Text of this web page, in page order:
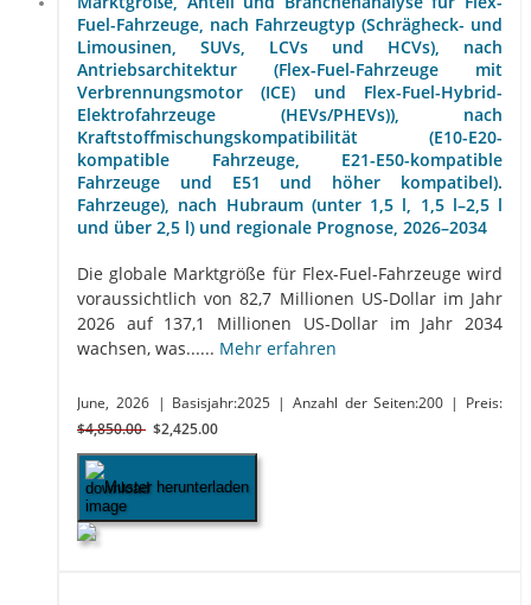
Fuel-Fahrzeuge, nach Fahrzeugtyp (Schrägheck- und
Limousinen, SUVs, LCVs und HCVs), nach
Antriebsarchitektur (Flex-Fuel-Fahrzeuge mit
Verbrennungsmotor (ICE) und Flex-Fuel-Hybrid-
Elektrofahrzeuge (HEVs/PHEVs)), nach
Kraftstoffmischungskompatibilität (E10-E20-
kompatible Fahrzeuge, E21-E50-kompatible
Fahrzeuge und E51 und höher kompatibel).
Fahrzeuge), nach Hubraum (unter 1,5 l, 1,5 l–2,5 l
und über 2,5 l) und regionale Prognose, 2026–2034
Die globale Marktgröße für Flex-Fuel-Fahrzeuge wird
voraussichtlich von 82,7 Millionen US-Dollar im Jahr
2026 auf 137,1 Millionen US-Dollar im Jahr 2034
wachsen, was...... Mehr erfahren
June, 2026 | Basisjahr:2025 | Anzahl der Seiten:200 | Preis:
$4,850.00 $2,425.00
Muster herunterladen